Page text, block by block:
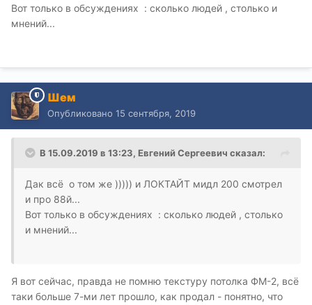
Вот только в обсуждениях : сколько людей , столько и
мнений...
Шем
Опубликовано 15 сентября, 2019
В 15.09.2019 в 13:23, Евгений Сергеевич сказал:
Дак всё о том же ))))) и ЛОКТАЙТ мидл 200 смотрел
и про 88й...
Вот только в обсуждениях : сколько людей , столько
и мнений...
Я вот сейчас, правда не помню текстуру потолка ФМ-2, всё
таки больше 7-ми лет прошло, как продал - понятно, что